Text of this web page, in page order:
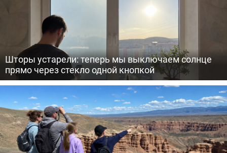
Шторы устарели: теперь мы выключаем солнце
прямо через стекло одной кнопкой